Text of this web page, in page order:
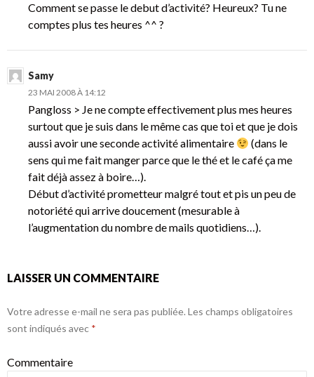
Comment se passe le debut d’activité? Heureux? Tu ne
comptes plus tes heures ^^ ?
Samy
23 MAI 2008 À 14:12
Pangloss > Je ne compte effectivement plus mes heures
surtout que je suis dans le même cas que toi et que je dois
aussi avoir une seconde activité alimentaire
(dans le
sens qui me fait manger parce que le thé et le café ça me
fait déjà assez à boire…).
Début d’activité prometteur malgré tout et pis un peu de
notoriété qui arrive doucement (mesurable à
l’augmentation du nombre de mails quotidiens…).
LAISSER UN COMMENTAIRE
Votre adresse e-mail ne sera pas publiée. Les champs obligatoires
sont indiqués avec *
Commentaire